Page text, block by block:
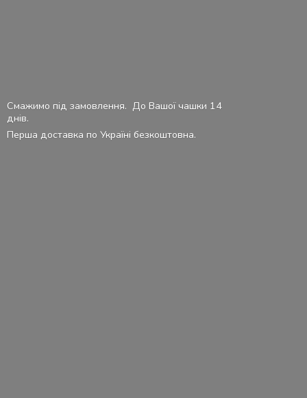
Смажимо під замовлення. До Вашої чашки 14
днів.
Перша доставка по Україні безкоштовна.